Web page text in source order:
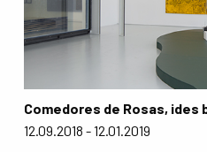
Comedores de Rosas, ides
12.09.2018 - 12.01.2019